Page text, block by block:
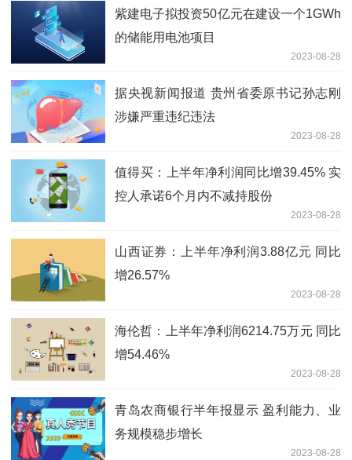
紫建电子拟投资50亿元在建设一个1GWh
的储能用电池项目
2023-08-28
据央视新闻报道 贵州省委原书记孙志刚
涉嫌严重违纪违法
2023-08-28
值得买：上半年净利润同比增39.45% 实
控人承诺6个月内不减持股份
2023-08-28
山西证券：上半年净利润3.88亿元 同比
增26.57%
2023-08-28
海伦哲：上半年净利润6214.75万元 同比
增54.46%
2023-08-28
青岛农商银行半年报显示 盈利能力、业
务规模稳步增长
2023-08-28